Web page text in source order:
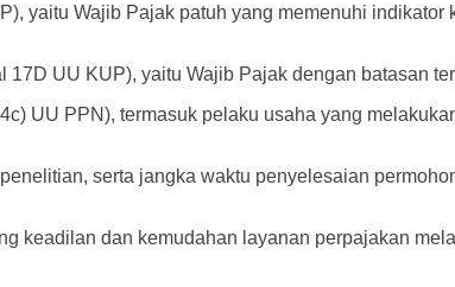
yaitu Wajib Pajak patuh yang memenuhi
UU KUP), yaitu Wajib Pajak dengan batasan
UU PPN), termasuk pelaku usaha yang
serta jangka waktu penyelesaian
keadilan dan kemudahan layanan perpajakan